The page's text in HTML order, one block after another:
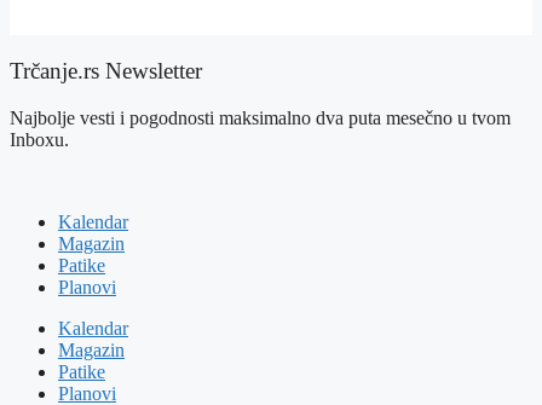
Trčanje.rs Newsletter
Najbolje vesti i pogodnosti maksimalno dva puta mesečno u tvom
Inboxu.
Kalendar
Magazin
Patike
Planovi
Kalendar
Magazin
Patike
Planovi